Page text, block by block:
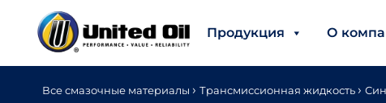
Продукция О
Все смазочные материалы › Трансмиссионная жидкость›